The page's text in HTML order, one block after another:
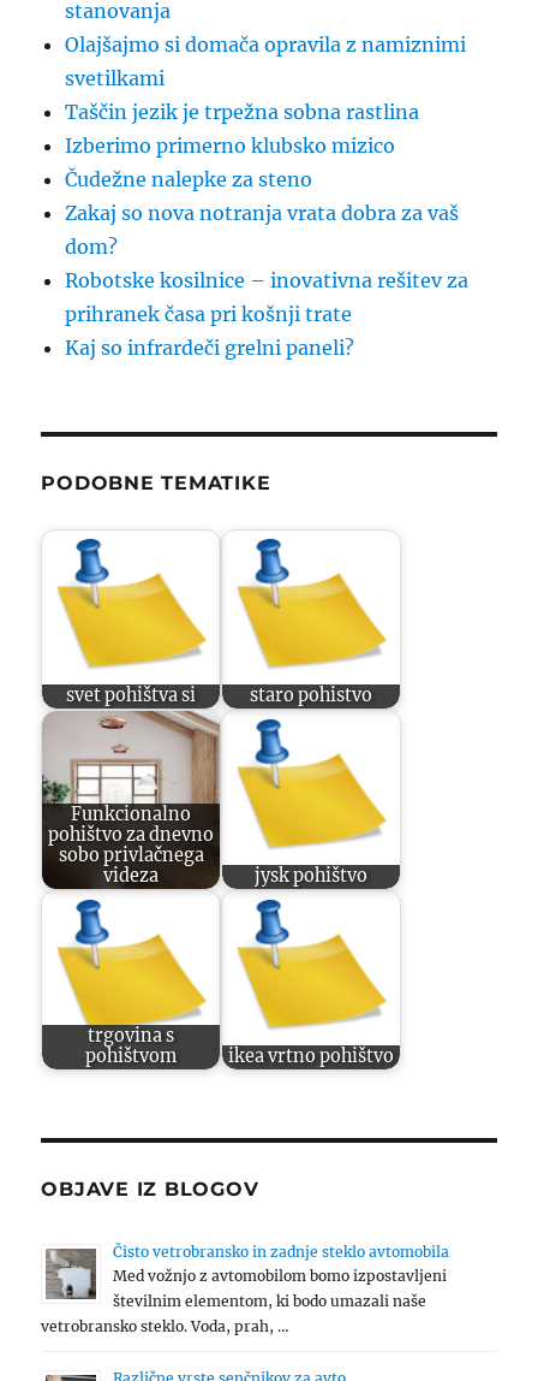
stanovanja
Olajšajmo si domača opravila z namiznimi
svetilkami
Taščin jezik je trpežna sobna rastlina
Izberimo primerno klubsko mizico
Čudežne nalepke za steno
Zakaj so nova notranja vrata dobra za vaš
dom?
Robotske kosilnice – inovativna rešitev za
prihranek časa pri košnji trate
Kaj so infrardeči grelni paneli?
PODOBNE TEMATIKE
svet pohištva si staro pohistvo
Funkcionalno
pohištvo za dnevno
sobo privlačnega
videza
jysk pohištvo
trgovina s
pohištvom
ikea vrtno pohištvo
OBJAVE IZ BLOGOV
Čisto vetrobransko in zadnje steklo avtomobila
Med vožnjo z avtomobilom bomo izpostavljeni
številnim elementom, ki bodo umazali naše
vetrobransko steklo. Voda, prah, …